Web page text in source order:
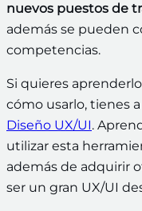
nuevos puestos de
además se pueden
competencias.
Si quieres
cómo usarlo, tienes
Diseño UX/UI.
utilizar esta
además de adquirir
ser un gran UX/UI